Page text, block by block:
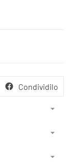
Condividilo